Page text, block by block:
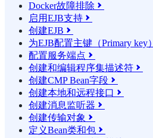
Docker故障排除 
启用EJB支持 
创建EJB 
为EJB配置主键（Primary key）
配置服务端点 
创建和编辑程序集描述符 
创建CMP Bean字段 
创建本地和远程接口 
创建消息监听器 
创建传输对象 
定义Bean类和包 